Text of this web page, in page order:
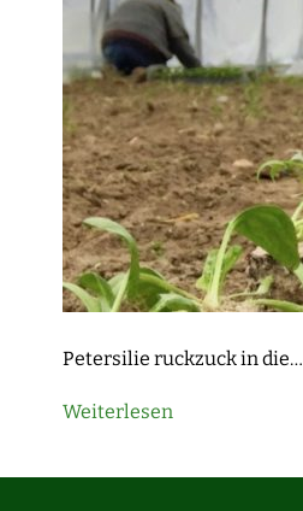
Petersilie ruckzuck in die…
Weiterlesen